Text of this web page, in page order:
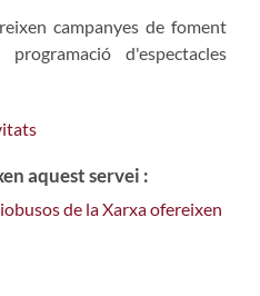
campanyes de foment
d'espectacles
aquest servei :
de la Xarxa ofereixen